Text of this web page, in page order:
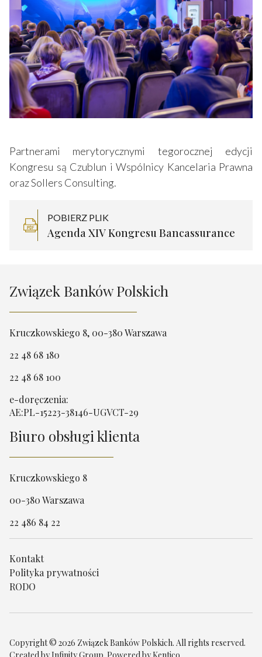
Partnerami merytorycznymi tegorocznej edycji
Kongresu są Czublun i Wspólnicy Kancelaria Prawna
oraz Sollers Consulting.
POBIERZ PLIK
Agenda XIV Kongresu Bancassurance
Związek Banków Polskich
Kruczkowskiego 8, 00-380 Warszawa
22 48 68 180
22 48 68 100
e-doręczenia:
AE:PL-15223-38146-UGVCT-29
Biuro obsługi klienta
Kruczkowskiego 8
00-380 Warszawa
22 486 84 22
Kontakt
Polityka prywatności
RODO
Copyright © 2026 Związek Banków Polskich. All rights reserved.